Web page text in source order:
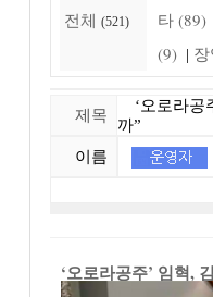
전체 (521)
타 (89)
(9) |
제목
‘오로라공
까”
이름
‘오로라공주’ 임혁,